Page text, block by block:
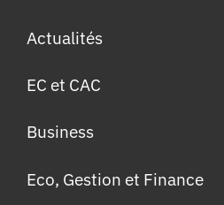
Actualités
EC et CAC
Business
Eco, Gestion et Finance